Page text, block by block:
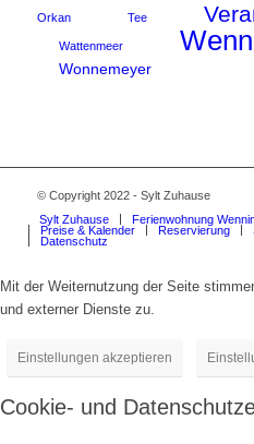
Orkan Tee
Wattenmeer
Wonnemeyer
© Copyright 2022 - Sylt Zuhause
Sylt Zuhause
Ferienwohnung
Preise & Kalender
Reservierung
Datenschutz
Mit der Weiternutzung der Seite
und externer Dienste zu.
Einstellungen akzeptieren
Cookie- und